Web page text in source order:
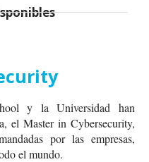
y la Universidad han
el Master in Cybersecurity,
por las empresas,
el mundo.